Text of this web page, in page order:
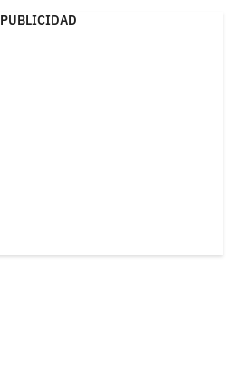
PUBLICIDAD